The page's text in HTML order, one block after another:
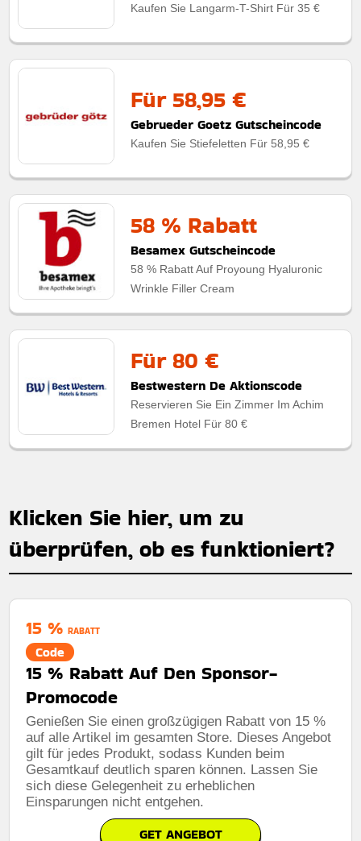
Kaufen Sie Langarm-T-Shirt Für 35 €
Für 58,95 €
Gebrueder Goetz Gutscheincode
Kaufen Sie Stiefeletten Für 58,95 €
58 % Rabatt
Besamex Gutscheincode
58 % Rabatt Auf Proyoung Hyaluronic
Wrinkle Filler Cream
Für 80 €
Bestwestern De Aktionscode
Reservieren Sie Ein Zimmer Im Achim
Bremen Hotel Für 80 €
Klicken Sie hier, um zu
überprüfen, ob es funktioniert?
15 % RABATT
Code
15 % Rabatt Auf Den Sponsor-
Promocode
Genießen Sie einen großzügigen Rabatt von 15 %
auf alle Artikel im gesamten Store. Dieses Angebot
gilt für jedes Produkt, sodass Kunden beim
Gesamtkauf deutlich sparen können. Lassen Sie
sich diese Gelegenheit zu erheblichen
Einsparungen nicht entgehen.
GET ANGEBOT